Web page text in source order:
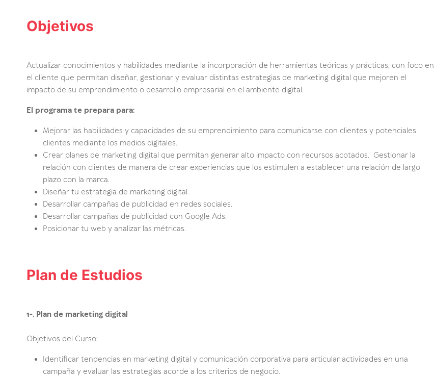
Objetivos
Actualizar conocimientos y habilidades mediante la incorporación de herramientas teóricas y prácticas, con foco en
el cliente que permitan diseñar, gestionar y evaluar distintas estrategias de marketing digital que mejoren el
impacto de su emprendimiento o desarrollo empresarial en el ambiente digital.
El programa te prepara para:
Mejorar las habilidades y capacidades de su emprendimiento para comunicarse con clientes y potenciales
clientes mediante los medios digitales.
Crear planes de marketing digital que permitan generar alto impacto con recursos acotados. Gestionar la
relación con clientes de manera de crear experiencias que los estimulen a establecer una relación de largo
plazo con la marca.
Diseñar tu estrategia de marketing digital.
Desarrollar campañas de publicidad en redes sociales.
Desarrollar campañas de publicidad con Google Ads.
Posicionar tu web y analizar las métricas.
Plan de Estudios
1-. Plan de marketing digital
Objetivos del Curso:
Identificar tendencias en marketing digital y comunicación corporativa para articular actividades en una
campaña y evaluar las estrategias acorde a los criterios de negocio.